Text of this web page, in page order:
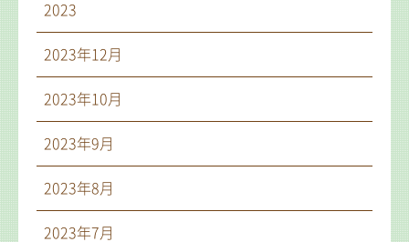
2023
2023年12月
2023年10月
2023年9月
2023年8月
2023年7月